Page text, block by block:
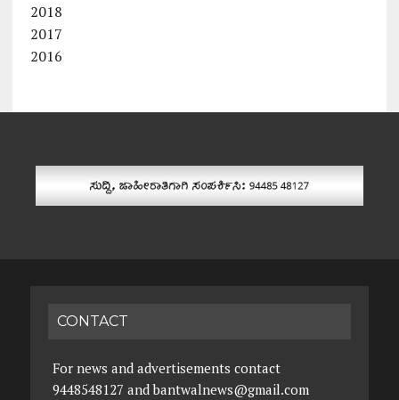
2018
2017
2016
CONTACT
For news and advertisements contact
9448548127 and bantwalnews@gmail.com